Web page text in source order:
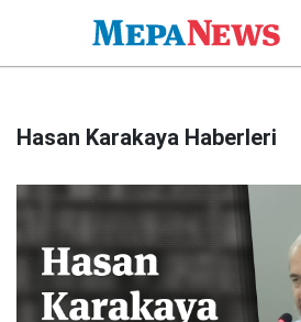
Hasan Karakaya Haberleri